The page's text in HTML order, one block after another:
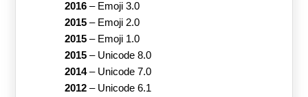
2016– Emoji 3.0
2015– Emoji 2.0
2015– Emoji 1.0
2015– Unicode 8.0
2014– Unicode 7.0
2012– Unicode 6.1